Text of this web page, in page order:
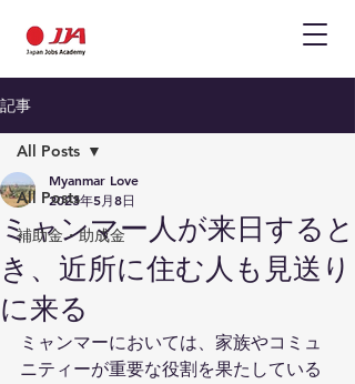
記事
All Posts
補助金・助成金
All Posts
ミャンマー人が来日すると
き、近所に住む人も見送り
に来る
Myanmar Love
2023年5月8日
ミャンマーにおいては、家族やコミュ
ニティーが重要な役割を果たしている